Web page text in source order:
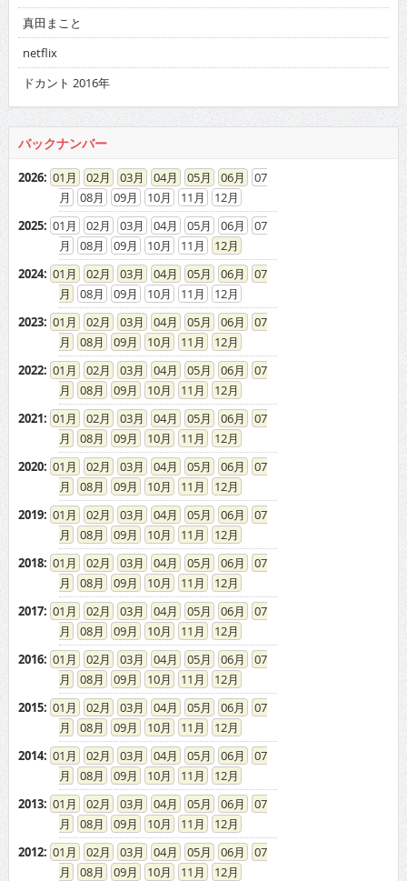
真田まこと
netflix
ドカント 2016年
バックナンバー
2026: 01 02 03 04 05 06
07
08
09 10 11
12
2025: 01 02 03 04 05 06
07
08
09 10 11
12
2024: 01 02 03 04 05 06
07
08
09 10 11
12
2023: 01 02 03 04 05 06
07
08
09 10 11
12
2022: 01 02 03 04 05 06
07
08
09 10 11
12
2021: 01 02 03 04 05 06
07
08
09 10 11
12
2020: 01 02 03 04 05 06
07
08
09 10 11
12
2019: 01 02 03 04 05 06
07
08
09 10 11
12
2018: 01 02 03 04 05 06
07
08
09 10 11
12
2017: 01 02 03 04 05 06
07
08
09 10 11
12
2016: 01 02 03 04 05 06
07
08
09 10 11
12
2015: 01 02 03 04 05 06
07
08
09 10 11
12
2014: 01 02 03 04 05 06
07
08
09 10 11
12
2013: 01 02 03 04 05 06
07
08
09 10 11
12
2012: 01 02 03 04 05 06
07
08
09 10 11
12